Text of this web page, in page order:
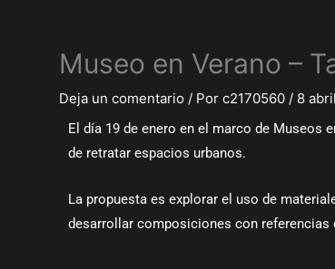
Museo en Verano –
Deja un comentario / Por c2170560 / 8
El día 19 de enero en el marco de
de retratar espacios urbanos.
La propuesta es explorar el uso de
desarrollar composiciones con